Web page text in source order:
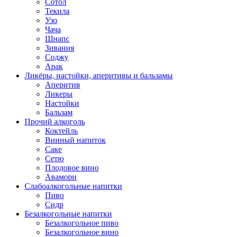
Сотол
Текила
Узо
Чача
Шнапс
Зивания
Соджу
Арак
Ликёры, настойки, аперитивы и бальзамы
Аперитив
Ликеры
Настойки
Бальзам
Прочий алкоголь
Коктейль
Винный напиток
Саке
Сетю
Плодовое вино
Авамори
Слабоалкогольные напитки
Пиво
Сидр
Безалкогольные напитки
Безалкогольное пиво
Безалкогольное вино